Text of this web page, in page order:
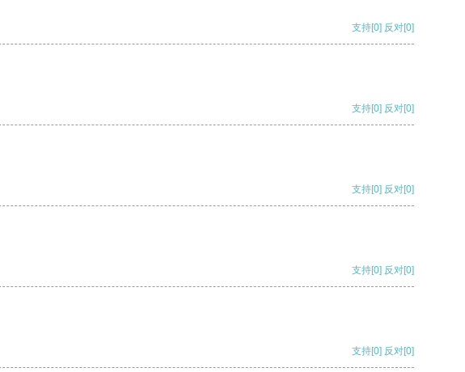
支持[0] 反对[0]
支持[0] 反对[0]
支持[0] 反对[0]
支持[0] 反对[0]
支持[0] 反对[0]